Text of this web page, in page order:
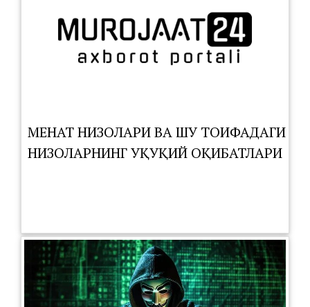
МЕҲНАТ НИЗОЛАРИ ВА ШУ ТОИФАДАГИ
НИЗОЛАРНИНГ ҲУҚУҚИЙ ОҚИБАТЛАРИ